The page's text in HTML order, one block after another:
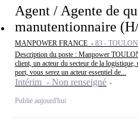
Agent / Agente de
manutentionnaire
MANPOWER FRANCE - 83 - TOULON
Description du poste : Manpower
client, un acteur du secteur de la
port, vous serez un acteur essentiel de...
Intérim - Non renseigné
Publié aujourd'hui